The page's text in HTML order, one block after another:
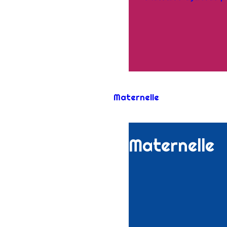
Maternelle
Maternelle